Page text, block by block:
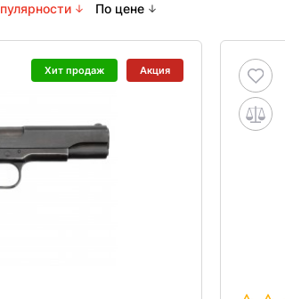
По цене
Хит продаж Акция